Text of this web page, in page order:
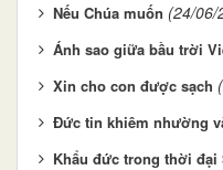
Nếu Chúa muốn (24/06/
Ánh sao giữa bầu trời
Xin cho con được sạch
Đức tin khiêm nhường
Khẩu đức trong thời đại